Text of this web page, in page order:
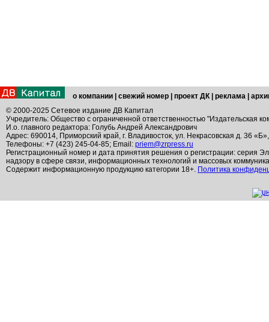
о компании свежий номер проект ДК реклама
© 2000-2025 Сетевое издание ДВ Капитал
Учредитель: Общество с ограниченной ответственностью "Издательская
И.о. главного редактора: Голубь Андрей Александрович
Адрес: 690014, Приморский край, г. Владивосток, ул. Некрасовская д. 36
Телефоны: +7 (423) 245-04-85; Email: priem@zrpress.ru
Регистрационный номер и дата принятия решения о регистрации: серия
надзору в сфере связи, информационных технологий и массовых
Содержит информационную продукцию категории 18+. Политика